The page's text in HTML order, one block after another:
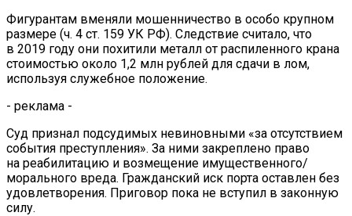
Фигурантам вменяли мошенничество в особо крупном
размере (ч. 4 ст. 159 УК РФ). Следствие считало, что
в 2019 году они похитили металл от распиленного крана
стоимостью около 1,2 млн рублей для сдачи в лом,
используя служебное положение.
- реклама -
Суд признал подсудимых невиновными «за отсутствием
события преступления». За ними закреплено право
на реабилитацию и возмещение имущественного/
морального вреда. Гражданский иск порта оставлен без
удовлетворения. Приговор пока не вступил в законную
силу.